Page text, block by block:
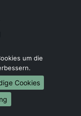
um die
Cookies